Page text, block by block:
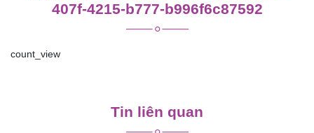
407f-4215-b777-b996f6c87592
count_view
Tin liên quan